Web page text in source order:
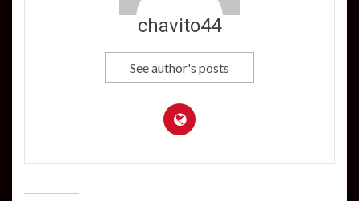
chavito44
See author's posts